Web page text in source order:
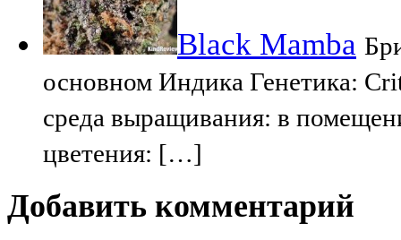
Black Mamba
основном Индика Генетика:
среда выращивания: в
цветения: […]
Добавить комментарий